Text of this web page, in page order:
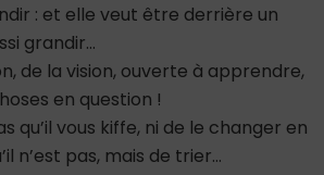
: et elle veut être derrière un
grandir…
de la vision, ouverte à apprendre,
en question !
qu’il vous kiffe, ni de le changer en
n’est pas, mais de trier…